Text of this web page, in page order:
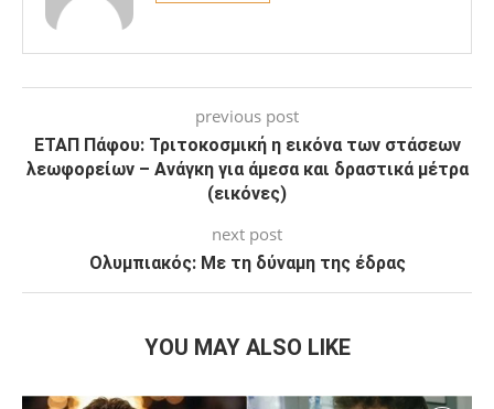
previous post
ΕΤΑΠ Πάφου: Τριτοκοσμική η εικόνα των στάσεων
λεωφορείων – Ανάγκη για άμεσα και δραστικά μέτρα
(εικόνες)
next post
Ολυμπιακός: Με τη δύναμη της έδρας
YOU MAY ALSO LIKE